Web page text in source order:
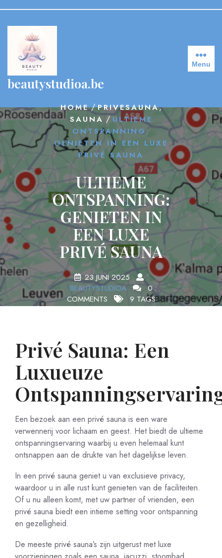
content
beautystudioa.be
Menu
HOME/PRIVESAUNA,
SAUNA/ULTIEME
ONTSPANNING:
GENIETEN IN EEN LUXE
PRIVÉ SAUNA
ULTIEME
ONTSPANNING:
GENIETEN IN
EEN LUXE
PRIVÉ SAUNA
23 JUNI 2025
BEAUTYSTUDIOA
0
COMMENTS
9 TAGS
Privé Sauna: Een
Luxueuze
Een bezoek aan een privé sauna is een ware
verwennerij voor lichaam en geest. Het biedt de ultieme
ontspanningservaring waarbij u even helemaal kunt
ontsnappen aan de drukte van het dagelijkse leven.
In een privé sauna geniet u van exclusieve privacy,
waardoor u in alle rust kunt genieten van de faciliteiten.
Of u nu alleen komt, met uw partner of vrienden, een
privé sauna biedt een intieme setting voor ontspanning
en gezelligheid.
De meeste privé sauna’s zijn uitgerust met luxe